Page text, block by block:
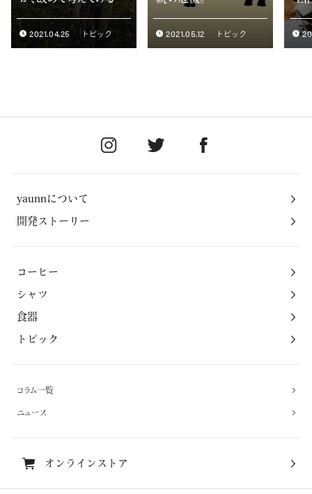
2021.04.25 トピック 2021.05.12 トピック
yaunnについて
開発ストーリー
コーヒー
シャツ
食器
トピック
コラム一覧
ニュース
オンラインストア